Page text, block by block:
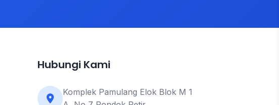
Hubungi Kami
Komplek Pamulang Elok Blok M 1